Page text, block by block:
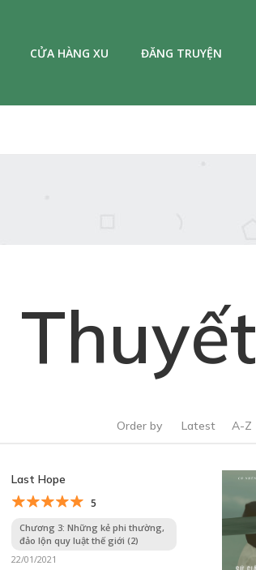
CỬA HÀNG XU ĐĂNG TRUYỆN
Thuyết
Order by Latest A-Z
Last Hope
5
Chương 3: Những kẻ phi thường,
đảo lộn quy luật thế giới (2)
22/01/2021